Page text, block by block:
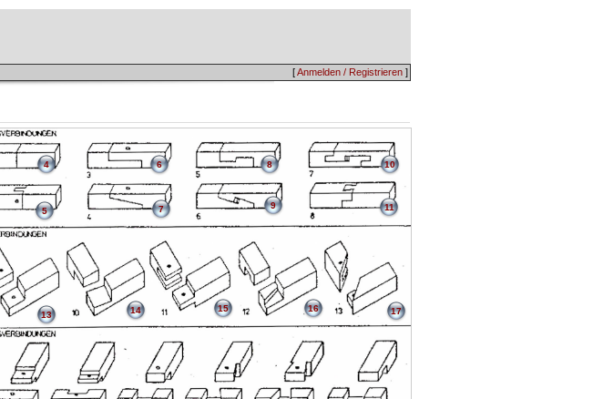
[Anmelden / Registrieren ]
4
5
6
7
8
9
10
11
13 14 15 16 17